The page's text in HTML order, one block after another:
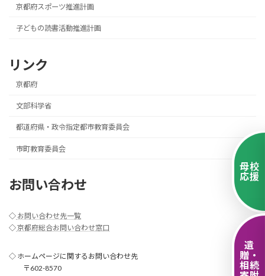
母校
応援
遺
贈・
相続
京都府スポーツ推進計画
子どもの読書活動推進計画
リンク
京都府
文部科学省
都道府県・政令指定都市教育委員会
市町教育委員会
お問い合わせ
◇ お問い合わせ先一覧
◇京都府総合お問い合わせ窓口
◇ ホームページに関するお問い合わせ先
〒602-8570